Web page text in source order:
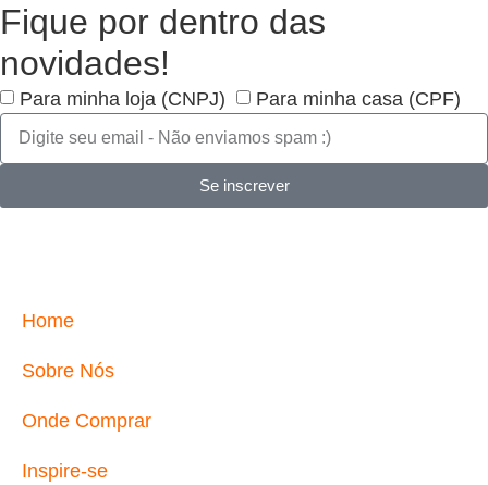
Fique por dentro das
novidades!
Para minha loja (CNPJ) Para minha casa (CPF)
Se inscrever
Home
Sobre Nós
Onde Comprar
Inspire-se